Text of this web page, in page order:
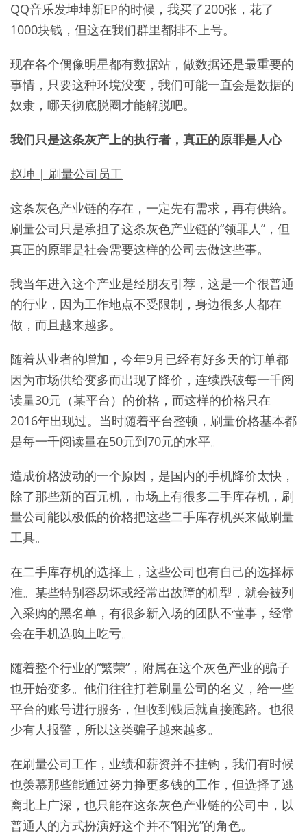
QQ音乐发坤坤新EP的时候，我买了200张，花了
1000块钱，但这在我们群里都排不上号。
现在各个偶像明星都有数据站，做数据还是最重要的
事情，只要这种环境没变，我们可能一直会是数据的
奴隶，哪天彻底脱圈才能解脱吧。
我们只是这条灰产上的执行者，真正的原罪是人心
赵坤 | 刷量公司员工
这条灰色产业链的存在，一定先有需求，再有供给。
刷量公司只是承担了这条灰色产业链的“领罪人”，但
真正的原罪是社会需要这样的公司去做这些事。
我当年进入这个产业是经朋友引荐，这是一个很普通
的行业，因为工作地点不受限制，身边很多人都在
做，而且越来越多。
随着从业者的增加，今年9月已经有好多天的订单都
因为市场供给变多而出现了降价，连续跌破每一千阅
读量30元（某平台）的价格，而这样的价格只在
2016年出现过。当时随着平台整顿，刷量价格基本都
是每一千阅读量在50元到70元的水平。
造成价格波动的一个原因，是国内的手机降价太快，
除了那些新的百元机，市场上有很多二手库存机，刷
量公司能以极低的价格把这些二手库存机买来做刷量
工具。
在二手库存机的选择上，这些公司也有自己的选择标
准。某些特别容易坏或经常出故障的机型，就会被列
入采购的黑名单，有很多新入场的团队不懂事，经常
会在手机选购上吃亏。
随着整个行业的“繁荣”，附属在这个灰色产业的骗子
也开始变多。他们往往打着刷量公司的名义，给一些
平台的账号进行服务，但收到钱后就直接跑路。也很
少有人报警，所以这类骗子越来越多。
在刷量公司工作，业绩和薪资并不挂钩，我们有时候
也羡慕那些能通过努力挣更多钱的工作，但选择了逃
离北上广深，也只能在这条灰色产业链的公司中，以
普通人的方式扮演好这个并不“阳光”的角色。